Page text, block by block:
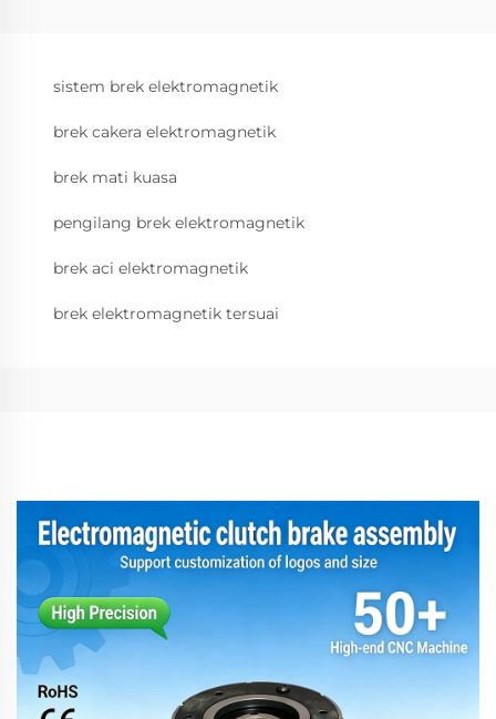
sistem brek elektromagnetik
brek cakera elektromagnetik
brek mati kuasa
pengilang brek elektromagnetik
brek aci elektromagnetik
brek elektromagnetik tersuai